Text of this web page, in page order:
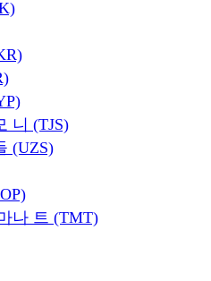
니 (TJS)
(UZS)
나 트 (TMT)